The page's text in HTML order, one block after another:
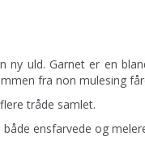
uld. Garnet er en
fra non mulesing
tråde samlet.
ensfarvede og